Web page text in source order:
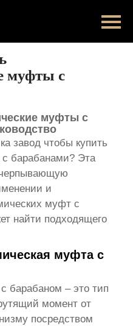
муфты с
муфты с
завод чтобы купить
барабанами? Эта
и
муфт с
найти подходящего
муфта с
барабаном – это тип
момент от
посредством